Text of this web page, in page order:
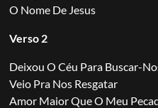
O Nome De Jesus
Verso 2
Deixou O Céu Para Buscar-
Veio Pra Nos Resgatar
Amor Maior Que O Meu